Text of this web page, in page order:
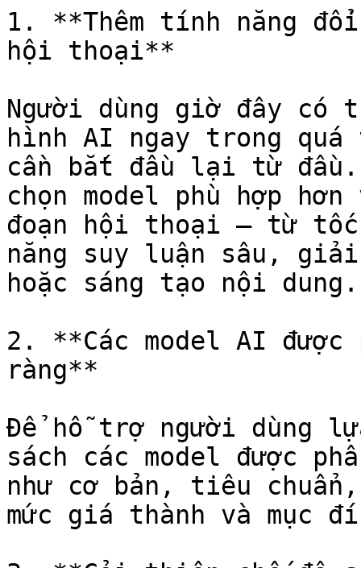
1. **Thêm tính năng
hội thoại**
Người dùng giờ đây có
hình AI ngay trong quá
cần bắt đầu lại từ
chọn model phù hợp
đoạn hội thoại — từ tốc
năng suy luận sâu,
hoặc sáng tạo nội dung.
2. **Các model AI
ràng**
Để hỗ trợ người dùng
sách các model được
như cơ bản, tiêu
mức giá thành và mục